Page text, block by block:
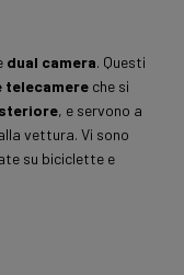
dual camera. Questi
telecamere che si
, e servono a
vettura. Vi sono
su biciclette e